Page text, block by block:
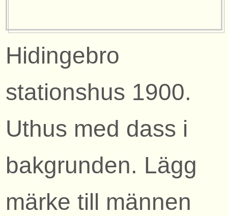
Hidingebro
stationshus 1900.
Uthus med dass i
bakgrunden. Lägg
märke till männen